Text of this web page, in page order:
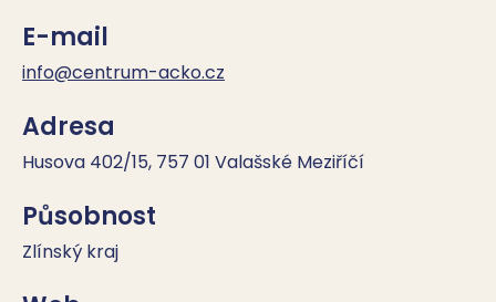
E-mail
info@centrum-acko.cz
Adresa
Husova 402/15, 757 01 Valašské Meziříčí
Působnost
Zlínský kraj